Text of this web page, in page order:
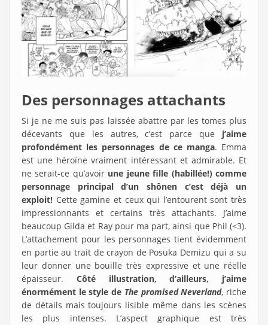
Des personnages attachants
Si je ne me suis pas laissée abattre par les tomes plus
décevants que les autres, c’est parce que j’aime
profondément les personnages de ce manga. Emma
est une héroïne vraiment intéressant et admirable. Et
ne serait-ce qu’avoir une jeune fille (habillée!) comme
personnage principal d’un shônen c’est déjà un
exploit! Cette gamine et ceux qui l’entourent sont très
impressionnants et certains très attachants. J’aime
beaucoup Gilda et Ray pour ma part, ainsi que Phil (<3).
L’attachement pour les personnages tient évidemment
en partie au trait de crayon de Posuka Demizu qui a su
leur donner une bouille très expressive et une réelle
épaisseur. Côté illustration, d’ailleurs, j’aime
énormément le style de The promised Neverland, riche
de détails mais toujours lisible même dans les scènes
les plus intenses. L’aspect graphique est très